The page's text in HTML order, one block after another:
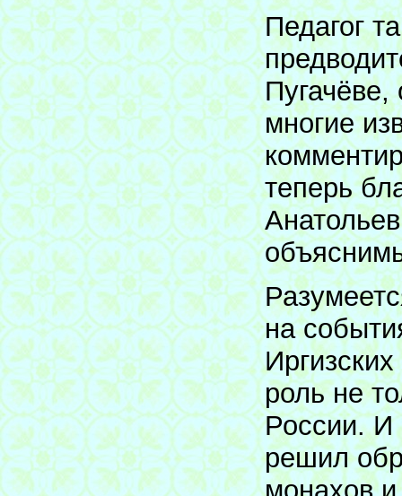
Педагог
многие
теперь
на
роль не
России. И
решил